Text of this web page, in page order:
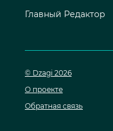
Главный Редактор
© Dzagi 2026
О проекте
Обратная связь